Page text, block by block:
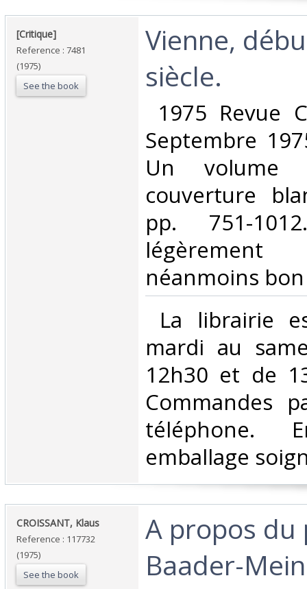
‎[Critique]‎
Reference : 7481
(1975)
See the book
‎Vienne,
siècle. ‎
1975 Revue
Septembre
Un volume
couverture
pp. 751-
néanmoins
La librairie
mardi au
12h30 et de
Commandes
téléphone.
emballage
‎CROISSANT, Klaus‎
Reference : 117732
(1975)
See the book
‎A propos du
Baader-